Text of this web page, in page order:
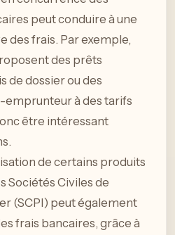
peut conduire à une
des frais. Par exemple,
des prêts
de dossier ou des
emprunteur à des tarifs
être intéressant
de certains produits
Sociétés Civiles de
(SCPI) peut également
frais bancaires, grâce à